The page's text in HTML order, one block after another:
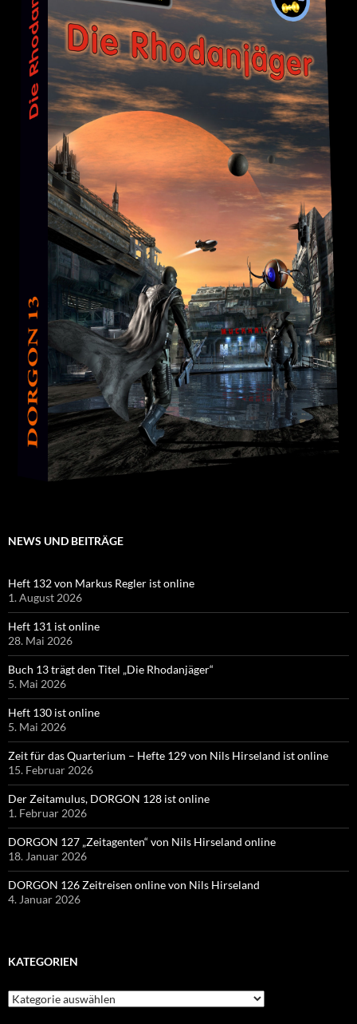
NEWS UND BEITRÄGE
Heft 132 von Markus Regler ist online
1. August 2026
Heft 131 ist online
28. Mai 2026
Buch 13 trägt den Titel „Die Rhodanjäger“
5. Mai 2026
Heft 130 ist online
5. Mai 2026
Zeit für das Quarterium – Hefte 129 von Nils Hirseland ist online
15. Februar 2026
Der Zeitamulus, DORGON 128 ist online
1. Februar 2026
DORGON 127 „Zeitagenten“ von Nils Hirseland online
18. Januar 2026
DORGON 126 Zeitreisen online von Nils Hirseland
4. Januar 2026
KATEGORIEN
Kategorien